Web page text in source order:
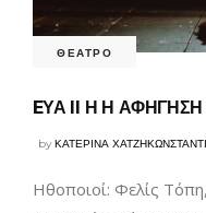
ΘΕΑΤΡΟ
EΥΑ II Η Η ΑΦΗΓΗΣΗ
byΚΑΤΕΡΙΝΑ
Ηθοποιοί: Φελίς